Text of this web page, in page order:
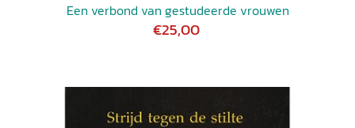
Een verbond van gestudeerde vrouwen
€25,00